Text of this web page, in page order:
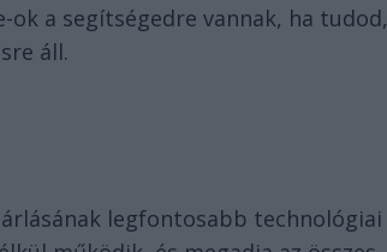
a segítségedre vannak, ha tudod,
áll.
legfontosabb technológiai